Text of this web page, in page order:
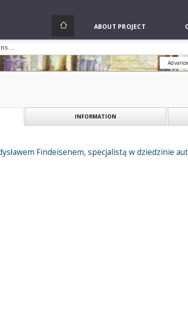
ABOUT PROJECT
INFORMATION
Findeisenem, specjalistą w dziedzinie